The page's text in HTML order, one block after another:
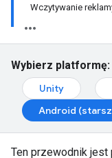
Wczytywanie
Wybierz platformę:
Unity
Android
Ten przewodnik